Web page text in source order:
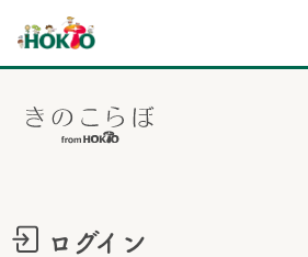
ログイン